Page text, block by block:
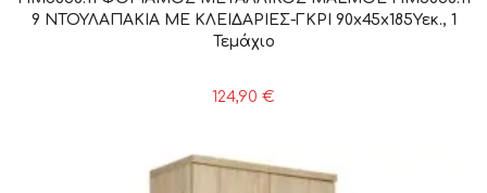
9 ΝΤΟΥΛΑΠΑΚΙΑ ΜΕ ΚΛΕΙΔΑΡΙΕΣ-ΓΚΡΙ 90x45x185Υεκ., 1
Τεμάχιο
124,90 €